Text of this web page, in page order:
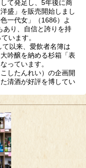
て発足し、5年後に商
盛」を販売開始しまし
一代女」（1686）よ
あり、自信と誇りを持
います。
以来、愛飲者名簿は
吟醸を納める杉箱「表
っています。
したんれい）の企画開
清酒が好評を博してい